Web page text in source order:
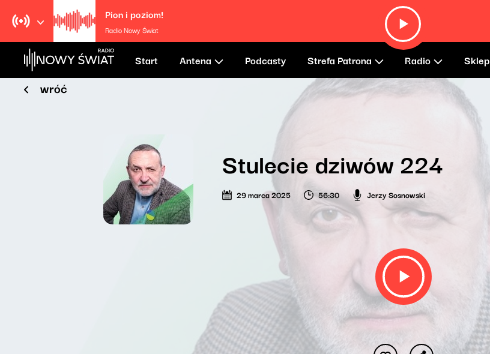
Pion i poziom!
Radio Nowy Świat
Start Antena Podcasty Strefa Patrona Radio Sklep
wróć
Stulecie dziwów 224
29 marca 2025 56:30 Jerzy Sosnowski